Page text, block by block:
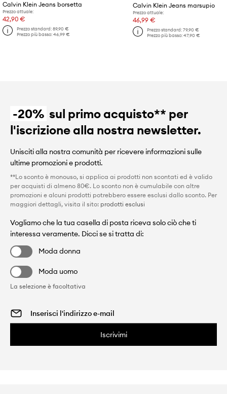
Calvin Klein Jeans borsetta
Prezzo attuale:
42,90 €
Prezzo standard:89,90 €
Prezzo più basso:46,99 €
Calvin Klein Jeans marsupio
Prezzo attuale:
46,99 €
Prezzo standard:79,90 €
Prezzo più basso:47,90 €
-20% sul primo acquisto** per
l'iscrizione alla nostra newsletter.
Unisciti alla nostra comunità per ricevere informazioni sulle
ultime promozioni e prodotti.
**Lo sconto è monouso, si applica ai prodotti non scontati ed è valido
per acquisti di almeno 80€. Lo sconto non è cumulabile con altre
promozioni e alcuni prodotti potrebbero essere esclusi dallo sconto. Per
maggiori dettagli, visita il sito: prodotti esclusi
Vogliamo che la tua casella di posta riceva solo ciò che ti
interessa veramente. Dicci se si tratta di:
Moda donna
Moda uomo
La selezione è facoltativa
Iscrivimi